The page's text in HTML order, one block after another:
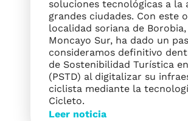
soluciones tecnológicas a la
grandes ciudades. Con este
localidad soriana de
Moncayo Sur, ha dado un
consideramos definitivo
de Sostenibilidad Turística
(PSTD) al digitalizar su
ciclista mediante la
Cicleto.
Leer noticia